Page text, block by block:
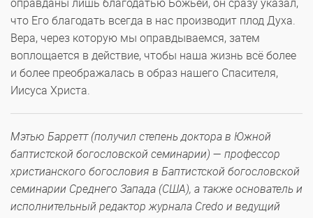
оправданы лишь благодатью Божьей, он сразу указал,
что Его благодать всегда в нас производит плод Духа.
Вера, через которую мы оправдываемся, затем
воплощается в действие, чтобы наша жизнь всё более
и более преображалась в образ нашего Спасителя,
Иисуса Христа.
Мэтью Барретт (получил степень доктора в Южной
баптистской богословской семинарии) — профессор
христианского богословия в Баптистской богословской
семинарии Среднего Запада (США), а также основатель и
исполнительный редактор журнала Credo и ведущий